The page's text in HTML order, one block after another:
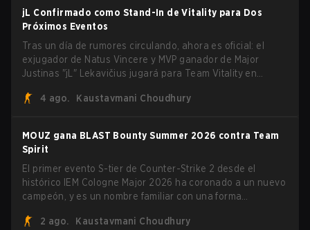
jL Confirmado como Stand-In de Vitality para Dos
Próximos Eventos
Tras un día de rumores circulando, ahora es oficial: el
exjugador de Natus Vincere y MVP ganador de Major
Justinas "jL" Lekavičius jugará para Team Vitality en
lituano dio la noticia él mismo en stream, bromeando:
burlándose del head coach de Vitality Rémy "XTQZZZ"
Quoniam en el proceso.
4 ago. Kaustavmani Choudhury
MOUZ gana BLAST Bounty Summer 2026 contra Team
Spirit
El primer evento S-tier de Counter-Strike 2 desde el
histórico IEM Cologne Major 2026 ha coronado a un nuevo
campeón, y es un nombre familiar con una forma
roster y cambios de roles, arrolló a Team Spirit en una
2 ago. Kaustavmani Choudhury